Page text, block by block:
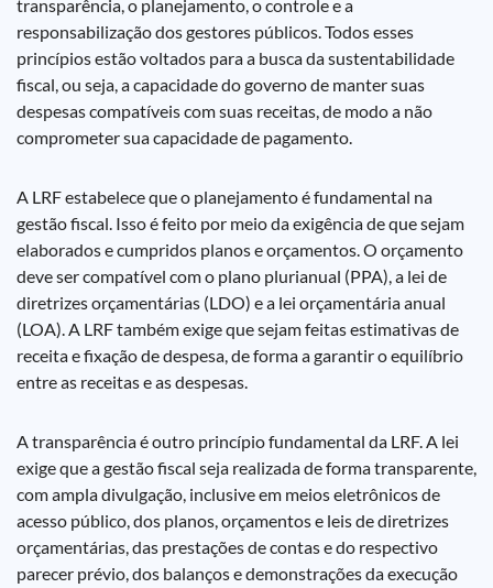
transparência, o planejamento, o controle e a
responsabilização dos gestores públicos. Todos esses
princípios estão voltados para a busca da sustentabilidade
fiscal, ou seja, a capacidade do governo de manter suas
despesas compatíveis com suas receitas, de modo a não
comprometer sua capacidade de pagamento.
A LRF estabelece que o planejamento é fundamental na
gestão fiscal. Isso é feito por meio da exigência de que sejam
elaborados e cumpridos planos e orçamentos. O orçamento
deve ser compatível com o plano plurianual (PPA), a lei de
diretrizes orçamentárias (LDO) e a lei orçamentária anual
(LOA). A LRF também exige que sejam feitas estimativas de
receita e fixação de despesa, de forma a garantir o equilíbrio
entre as receitas e as despesas.
A transparência é outro princípio fundamental da LRF. A lei
exige que a gestão fiscal seja realizada de forma transparente,
com ampla divulgação, inclusive em meios eletrônicos de
acesso público, dos planos, orçamentos e leis de diretrizes
orçamentárias, das prestações de contas e do respectivo
parecer prévio, dos balanços e demonstrações da execução